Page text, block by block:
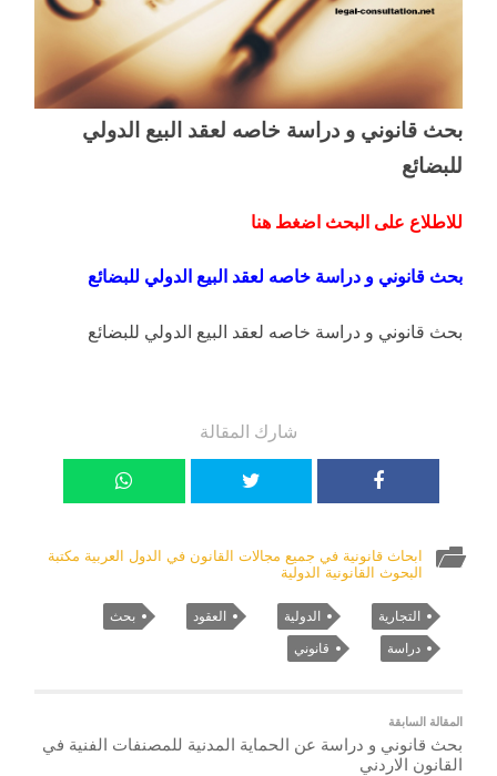
بحث قانوني و دراسة خاصه لعقد البيع الدولي
للبضائع
للاطلاع على البحث اضغط هنا
بحث قانوني و دراسة خاصه لعقد البيع الدولي للبضائع
بحث قانوني و دراسة خاصه لعقد البيع الدولي للبضائع
شارك المقالة
ابحاث قانونية في جميع مجالات القانون في الدول العربية مكتبة
البحوث القانونية الدولية
التجارية الدولية العقود بحث
دراسة قانوني
المقالة السابقة
بحث قانوني و دراسة عن الحماية المدنية للمصنفات الفنية في
القانون الاردني